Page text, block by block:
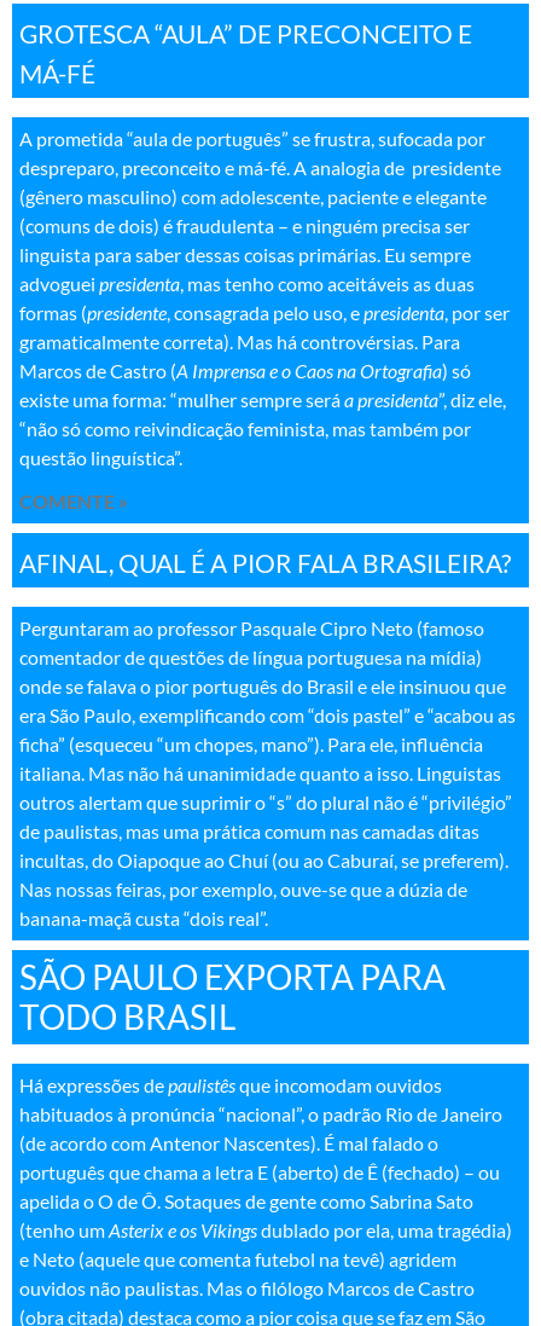
GROTESCA “AULA” DE PRECONCEITO E
MÁ-FÉ
A prometida “aula de português” se frustra, sufocada por
despreparo, preconceito e má-fé. A analogia de presidente
(gênero masculino) com adolescente, paciente e elegante
(comuns de dois) é fraudulenta – e ninguém precisa ser
linguista para saber dessas coisas primárias. Eu sempre
advoguei presidenta, mas tenho como aceitáveis as duas
formas (presidente, consagrada pelo uso, epresidenta, por ser
gramaticalmente correta). Mas há controvérsias. Para
Marcos de Castro (A Imprensa e o Caos na Ortografia) só
existe uma forma: “mulher sempre seráa presidenta”, diz ele,
“não só como reivindicação feminista, mas também por
questão linguística”.
COMENTE »
AFINAL, QUAL É A PIOR FALA BRASILEIRA?
Perguntaram ao professor Pasquale Cipro Neto (famoso
comentador de questões de língua portuguesa na mídia)
onde se falava o pior português do Brasil e ele insinuou que
era São Paulo, exemplificando com “dois pastel” e “acabou as
ficha” (esqueceu “um chopes, mano”). Para ele, influência
italiana. Mas não há unanimidade quanto a isso. Linguistas
outros alertam que suprimir o “s” do plural não é “privilégio”
de paulistas, mas uma prática comum nas camadas ditas
incultas, do Oiapoque ao Chuí (ou ao Caburaí, se preferem).
Nas nossas feiras, por exemplo, ouve-se que a dúzia de
banana-maçã custa “dois real”.
SÃO PAULO EXPORTA PARA
TODO BRASIL
Há expressões depaulistêsque incomodam ouvidos
habituados à pronúncia “nacional”, o padrão Rio de Janeiro
(de acordo com Antenor Nascentes). É mal falado o
português que chama a letra E (aberto) de Ê (fechado) – ou
apelida o O de Ô. Sotaques de gente como Sabrina Sato
(tenho umAsterix e os Vikingsdublado por ela, uma tragédia)
e Neto (aquele que comenta futebol na tevê) agridem
ouvidos não paulistas. Mas o filólogo Marcos de Castro
(obra citada) destaca como a pior coisa que se faz em São